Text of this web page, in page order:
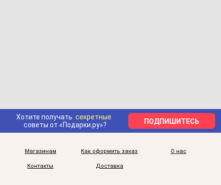
Хотите получать секретные
советы от «Подарки.ру»?
ПОДПИШИТЕСЬ
Магазинам Как оформить заказ О нас
Контакты Доставка